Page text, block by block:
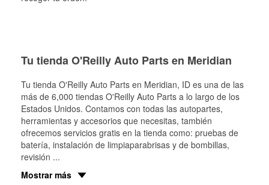
Tu tienda O'Reilly Auto Parts en Meridian
Tu tienda O'Reilly Auto Parts en Meridian, ID es una de las
más de 6,000 tiendas O'Reilly Auto Parts a lo largo de los
Estados Unidos. Contamos con todas las autopartes,
herramientas y accesorios que necesitas, también
ofrecemos servicios gratis en la tienda como: pruebas de
batería, instalación de limpiaparabrisas y de bombillas,
revisión ...
Mostrar más